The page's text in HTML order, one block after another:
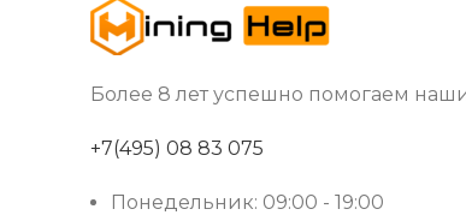
Более 8 лет успешно помогаем
+7(495) 08 83 075
Понедельник: 09:00 - 19:00